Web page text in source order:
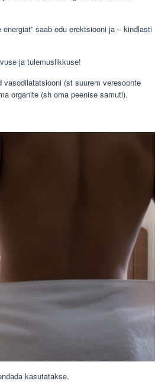
saab edu erektsiooni ja – kindlasti
ja tulemuslikkuse!
(st suurem veresoonte
organite (sh oma peenise samuti).
kasutatakse.